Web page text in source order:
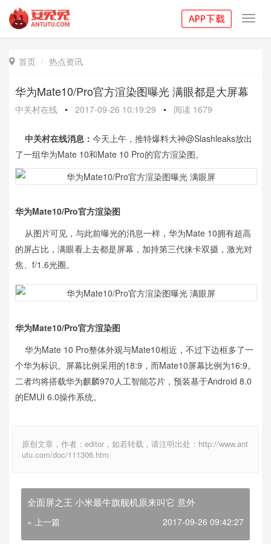
 首页 热点资讯
华为Mate10/Pro官方渲染图曝光 满眼都是大屏幕
中关村在线 • 2017-09-26 10:19:29 • 阅读 1679
中关村在线消息： 今天上午，推特爆料大神@Slashleaks放出
了一组华为Mate 10和Mate 10 Pro的官方渲染图。
华为Mate10/Pro官方渲染图
从图片可见，与此前曝光的消息一样，华为Mate 10拥有超高
的屏占比，满眼看上去都是屏幕，加持第三代徕卡双摄， 激光对
焦、 f/1.6光圈。
华为Mate10/Pro官方渲染图
华为Mate 10 Pro整体外观与Mate10相近，不过下边框多了一
个华为标识。屏幕比例采用的18:9，而Mate10屏幕比例为16:9。
二者均将搭载华为麒麟970人工智能芯片， 预装基于Android 8.0
的EMUI 6.0操作系统。
原创文章，作者：editor，如若转载，请注明出处：http://www.ant
utu.com/doc/111306.htm
全面屏之王 小米最牛旗舰机原来叫它 意外
« 上一篇 2017-09-26 09:42:27